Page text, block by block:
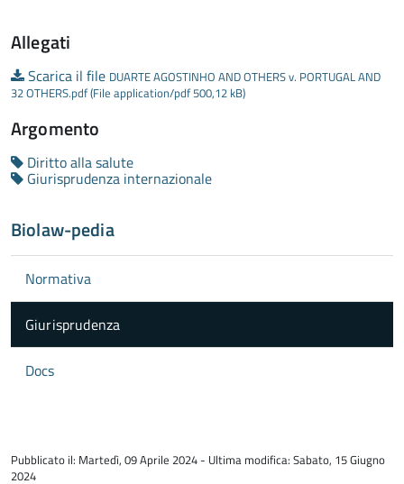
Allegati
Scarica il file DUARTE AGOSTINHO AND OTHERS v. PORTUGAL AND
32 OTHERS.pdf (File application/pdf 500,12 kB)
Argomento
Diritto alla salute
Giurisprudenza internazionale
Biolaw-pedia
Normativa
Giurisprudenza
Docs
del
contenuto
Pubblicato il: Martedì, 09 Aprile 2024 - Ultima modifica: Sabato, 15 Giugno
2024